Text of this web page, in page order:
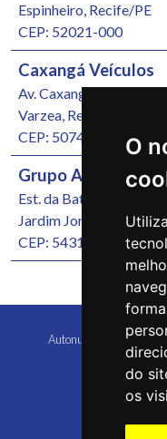
O
do
os
Espinheiro, Recife/PE
CEP: 52021-000
Caxangá Veículos
Av. Caxangá, 4251
Varzea, Recife/PE
CEP: 50740-000
Grupo Autonunes
Est. da Batalha, 1000
Jardim Jordão,
CEP: 54315-570
Autonunes Caruaru